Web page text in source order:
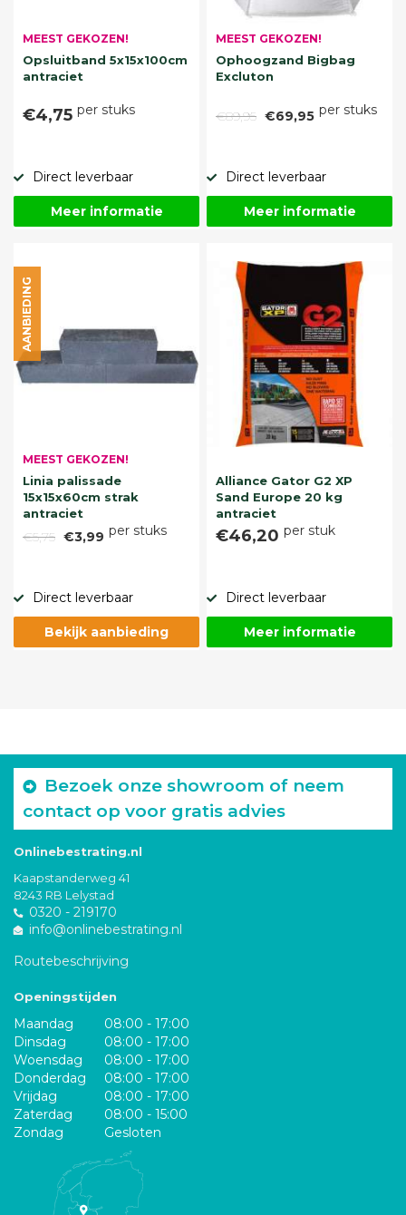
MEEST GEKOZEN!
Opsluitband 5x15x100cm
antraciet
€4,75 per stuks
Direct leverbaar
Meer informatie
MEEST GEKOZEN!
Ophoogzand Bigbag
Excluton
€89,95 €69,95 per stuks
Direct leverbaar
Meer informatie
MEEST GEKOZEN!
Linia palissade
15x15x60cm strak
antraciet
€5,75 €3,99 per stuks
AANBIEDING
Direct leverbaar
Bekijk aanbieding
Alliance Gator G2 XP
Sand Europe 20 kg
antraciet
€46,20 per stuk
Direct leverbaar
Meer informatie
Bezoek onze showroom of neem
contact op voor gratis advies
Onlinebestrating.nl
Kaapstanderweg 41
8243 RB Lelystad
0320 - 219170
info@onlinebestrating.nl
Routebeschrijving
Openingstijden
Maandag
08:00 - 17:00
Dinsdag
08:00 - 17:00
Woensdag
08:00 - 17:00
Donderdag
08:00 - 17:00
Vrijdag
08:00 - 17:00
Zaterdag
08:00 - 15:00
Zondag
Gesloten